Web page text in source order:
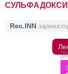
Rec.INN